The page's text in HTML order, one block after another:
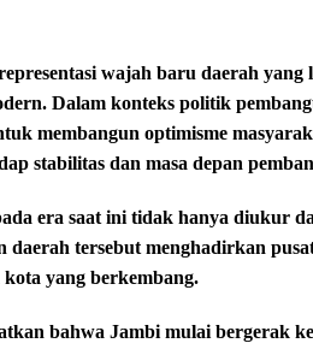
wajah baru daerah
Dalam konteks politik
membangun optimisme
stabilitas dan masa depan
era saat ini tidak hanya diukur
daerah tersebut menghadirkan
yang berkembang.
bahwa Jambi mulai bergerak